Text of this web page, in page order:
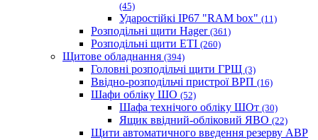
(45)
Ударостійкі IP67 "RAM box" (11)
Розподільні щити Hager (361)
Розподільні щити ETI (260)
Щитове обладнання (394)
Головні розподільчі щити ГРЩ (3)
Ввідно-розподільчі пристрої ВРП (16)
Шафи обліку ШО (52)
Шафа технічого обліку ШОт (30)
Ящик ввідний-обліковий ЯВО (22)
Щити автоматичного введення резерву АВР